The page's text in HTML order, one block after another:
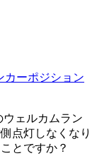
カーポジション
ェルカムラン
点灯しなくなり
とですか？